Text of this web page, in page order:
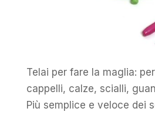
Telai per fare la maglia:
cappelli, calze, scialli,
Più semplice e veloce dei